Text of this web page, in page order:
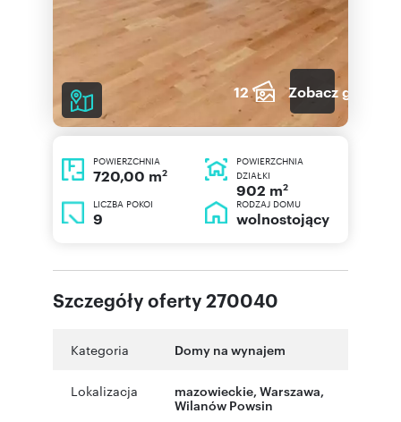
12 Zobacz galerię
POWIERZCHNIA
720,00 m2
POWIERZCHNIA
DZIAŁKI
902 m2
LICZBA POKOI
9
RODZAJ DOMU
wolnostojący
Szczegóły oferty 270040
Kategoria Domy na wynajem
Lokalizacja mazowieckie, Warszawa,
Wilanów Powsin